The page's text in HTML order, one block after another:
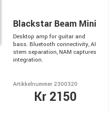
Blackstar Beam Mini
Desktop amp for guitar and
bass. Bluetooth connectivity, AI
stem separation, NAM captures
integration.
Artikkelnummer 2300320
Kr 2150